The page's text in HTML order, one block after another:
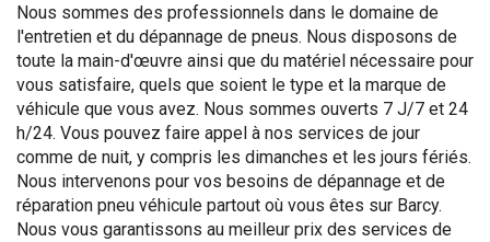
Nous sommes des professionnels dans le domaine de
l'entretien et du dépannage de pneus. Nous disposons de
toute la main-d'œuvre ainsi que du matériel nécessaire pour
vous satisfaire, quels que soient le type et la marque de
véhicule que vous avez. Nous sommes ouverts 7 J/7 et 24
h/24. Vous pouvez faire appel à nos services de jour
comme de nuit, y compris les dimanches et les jours fériés.
Nous intervenons pour vos besoins de dépannage et de
réparation pneu véhicule partout où vous êtes sur Barcy.
Nous vous garantissons au meilleur prix des services de